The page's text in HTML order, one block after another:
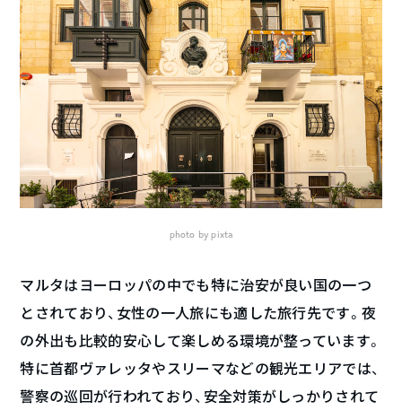
photo by pixta
マルタはヨーロッパの中でも特に治安が良い国の一つ
とされており、女性の一人旅にも適した旅行先です。夜
の外出も比較的安心して楽しめる環境が整っています。
特に首都ヴァレッタやスリーマなどの観光エリアでは、
警察の巡回が行われており、安全対策がしっかりされて